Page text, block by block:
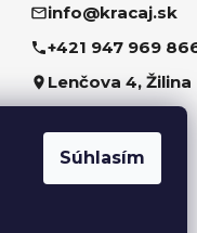
Súhlasím
info@kracaj.sk
+421 947 969
Lenčova 4, Žilina